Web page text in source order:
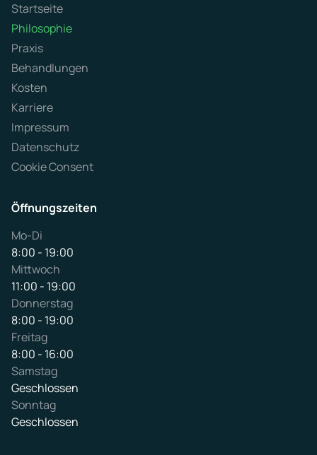
Startseite
Philosophie
Praxis
Behandlungen
Kosten
Karriere
Impressum
Datenschutz
Cookie Consent
Öffnungszeiten
Mo-Di
8:00 - 19:00
Mittwoch
11:00 - 19:00
Donnerstag
8:00 - 19:00
Freitag
8:00 - 16:00
Samstag
Geschlossen
Sonntag
Geschlossen